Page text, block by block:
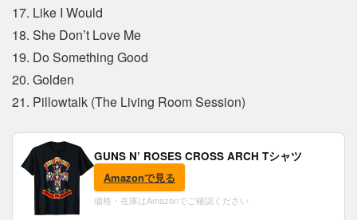
17. Like I Would
18. She Don’t Love Me
19. Do Something Good
20. Golden
21. Pillowtalk (The Living Room Session)
GUNS N’ ROSES CROSS ARCH Tシャツ
Amazonで見る
価格・在庫はAmazonでご確認ください